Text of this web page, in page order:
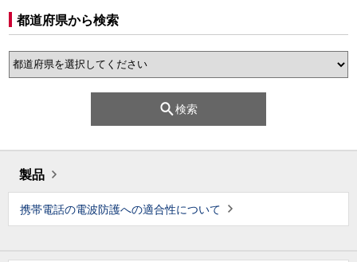
都道府県から検索
検索
製品
携帯電話の電波防護への適合性について